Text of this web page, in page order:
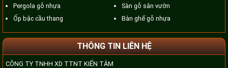
Pergola gỗ nhựa
Ốp bậc cầu thang
Sàn gỗ sân vườn
Bàn ghế gỗ nhựa
THÔNG TIN LIÊN HỆ
CÔNG TY TNHH XD TTNT KIẾN TÂM